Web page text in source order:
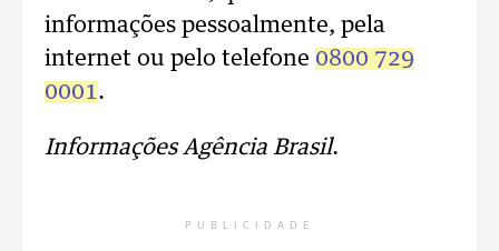
informações pessoalmente, pela
internet ou pelo telefone 0800 729
0001.
Informações Agência Brasil.
PUBLICIDADE